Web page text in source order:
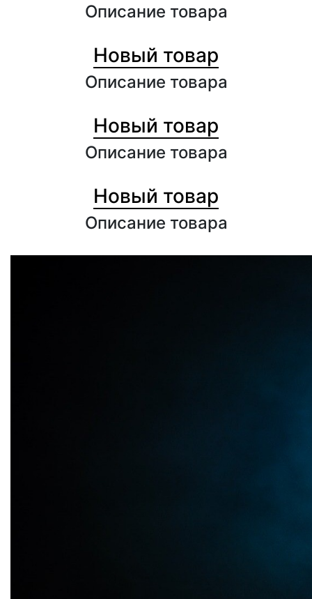
Описание товара
Новый товар
Описание товара
Новый товар
Описание товара
Новый товар
Описание товара